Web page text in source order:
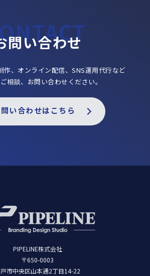
問い合わせ
作、オンライン配信、SNS運用代行など
相談、お問い合わせください。
い合わせはこちら
PIPELINE株式会社
〒650-0003
市中央区山本通2丁目14-22